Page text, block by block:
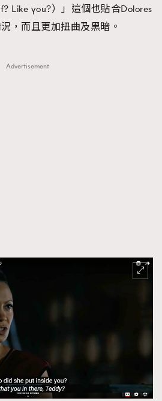
Like you?）」這個也貼合Dolores
，而且更加扭曲及黑暗。
Advertisement